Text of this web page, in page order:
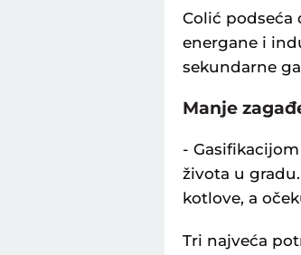
Colić podseća
energane i
sekundarne
Manje
-
života u
kotlove, a
Tri najveća